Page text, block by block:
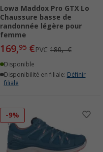
Lowa Maddox Pro GTX Lo
Chaussure basse de
randonnée légère pour
femme
169,95 €PVC 180,- €
Disponible
Disponibilité en filiale: Définir
filiale
-9%